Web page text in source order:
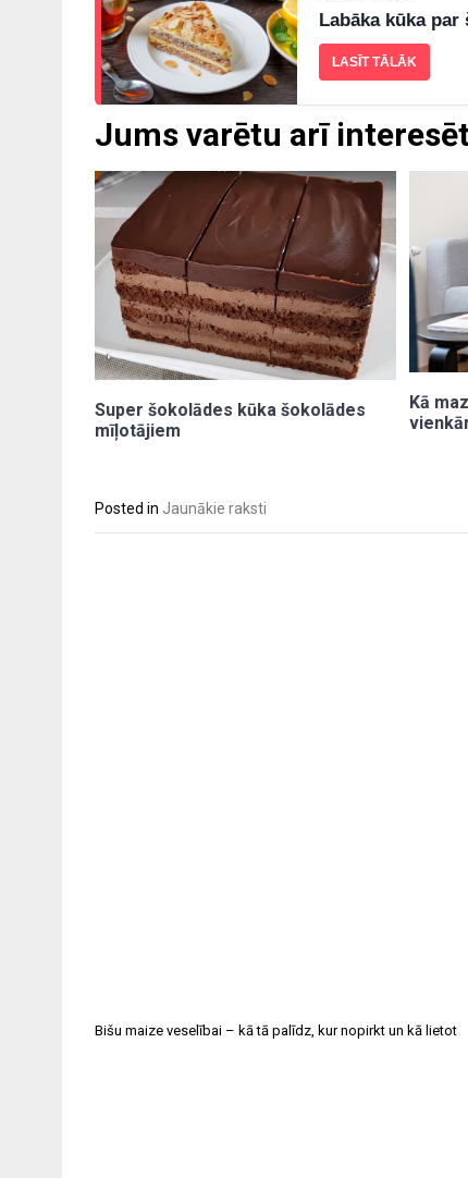
Jums varētu arī
Super šokolādes kūka šokolādes
mīļotājiem
Kā
Labāka kūka
LASĪT TĀLĀK
Posted in Jaunākie raksti
Bišu maize veselībai – kā tā palīdz, kur nopirkt un kā lietot